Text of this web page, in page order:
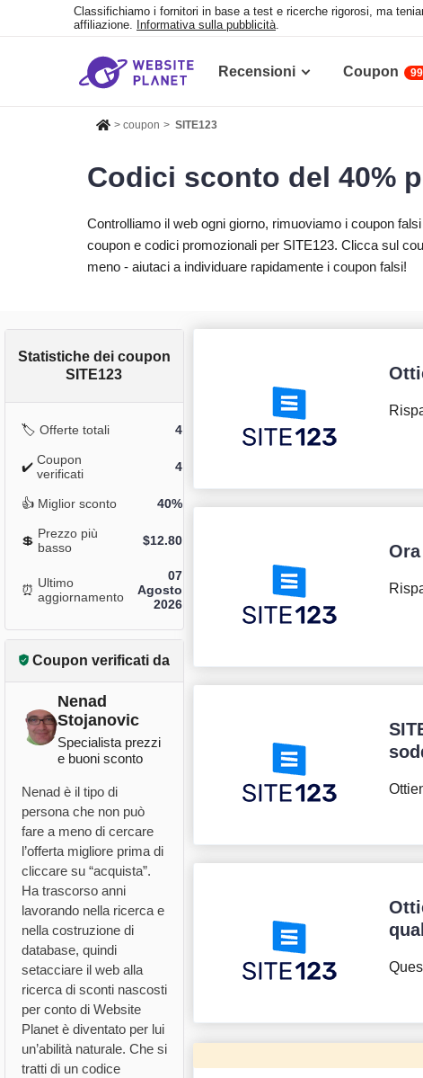
Classifichiamo i fornitori in base a test e ricerche rigorosi, ma
affiliazione. Informativa sulla pubblicità.
Recensioni Coupon
> coupon > SITE123
Codici sconto del 40%
Controlliamo il web ogni giorno, rimuoviamo i coupon
coupon e codici promozionali per SITE123. Clicca sul
meno - aiutaci a individuare rapidamente i coupon falsi!
Statistiche dei coupon
SITE123
🏷️ Offerte totali 4
✔️ Coupon
verificati
4
👍 Miglior sconto 40%
💲 Prezzo più
basso
$12.80
⏰ Ultimo
aggiornamento
07
Agosto
2026
Coupon verificati da
Nenad
Stojanovic
Specialista prezzi
e buoni sconto
Nenad è il tipo di
persona che non può
fare a meno di cercare
l’offerta migliore prima di
cliccare su “acquista”.
Ha trascorso anni
lavorando nella ricerca e
nella costruzione di
database, quindi
setacciare il web alla
ricerca di sconti nascosti
per conto di Website
Planet è diventato per lui
un’abilità naturale. Che si
tratti di un codice